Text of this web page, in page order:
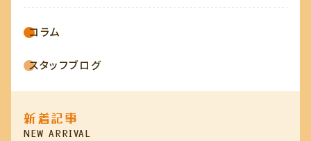
コラム
スタッフブログ
新着記事
NEW ARRIVAL